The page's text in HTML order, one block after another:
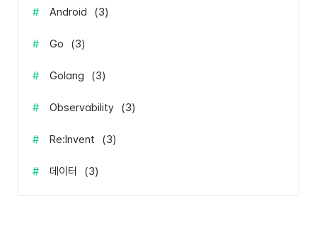
# Android (3)
# Go (3)
# Golang (3)
# Observability (3)
# Re:Invent (3)
# 데이터 (3)